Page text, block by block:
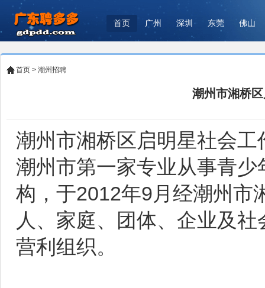
首页 广州 深圳 东莞 佛山
首页 > 潮州招聘
潮州市湘桥
潮州市湘桥区启明星社会工
潮州市第一家专业从事青
构，于2012年9月经潮州市
人、家庭、团体、企业及
营利组织。